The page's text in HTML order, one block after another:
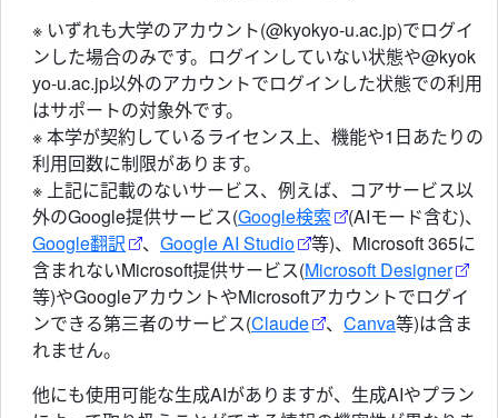
※ いずれも大学のアカウント(@kyokyo-u.ac.jp)でログイ
ンした場合のみです。ログインしていない状態や@kyok
yo-u.ac.jp以外のアカウントでログインした状態での利用
はサポートの対象外です。
※ 本学が契約しているライセンス上、機能や1日あたりの
利用回数に制限があります。
※ 上記に記載のないサービス、例えば、コアサービス以
外のGoogle提供サービス(Google検索
(AIモード含む)、
Google翻訳
、 Google AI Studio
等)、Microsoft 365に
含まれないMicrosoft提供サービス(Microsoft Designer
等)やGoogleアカウントやMicrosoftアカウントでログイ
ンできる第三者のサービス(Claude 、 Canva等)は含ま
れません。
他にも使用可能な生成AIがありますが、生成AIやプラン